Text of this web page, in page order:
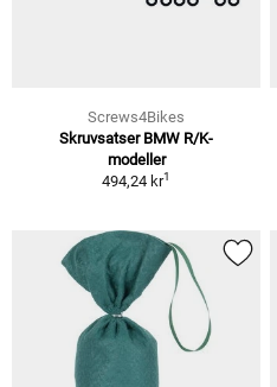
Screws4Bikes
Skruvsatser BMW R/K-
modeller
494,24 kr1